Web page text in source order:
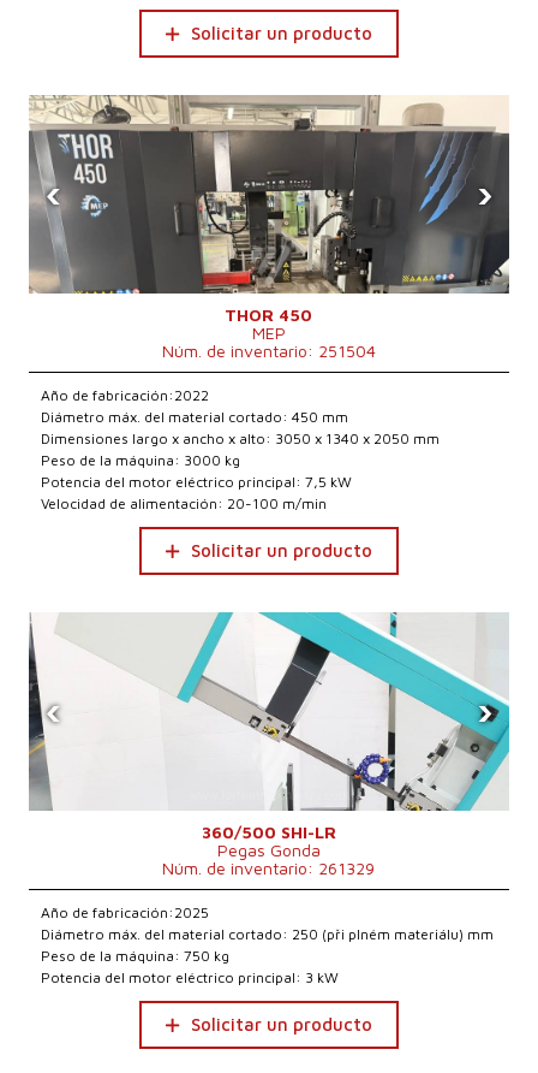
Solicitar un producto
‹ ›
THOR 450
MEP
Núm. de inventario: 251504
Año de fabricación:2022
Diámetro máx. del material cortado: 450 mm
Dimensiones largo x ancho x alto: 3050 x 1340 x 2050 mm
Peso de la máquina: 3000 kg
Potencia del motor eléctrico principal: 7,5 kW
Velocidad de alimentación: 20-100 m/min
Solicitar un producto
‹ ›
360/500 SHI-LR
Pegas Gonda
Núm. de inventario: 261329
Año de fabricación:2025
Diámetro máx. del material cortado: 250 (při plném materiálu) mm
Peso de la máquina: 750 kg
Potencia del motor eléctrico principal: 3 kW
Solicitar un producto